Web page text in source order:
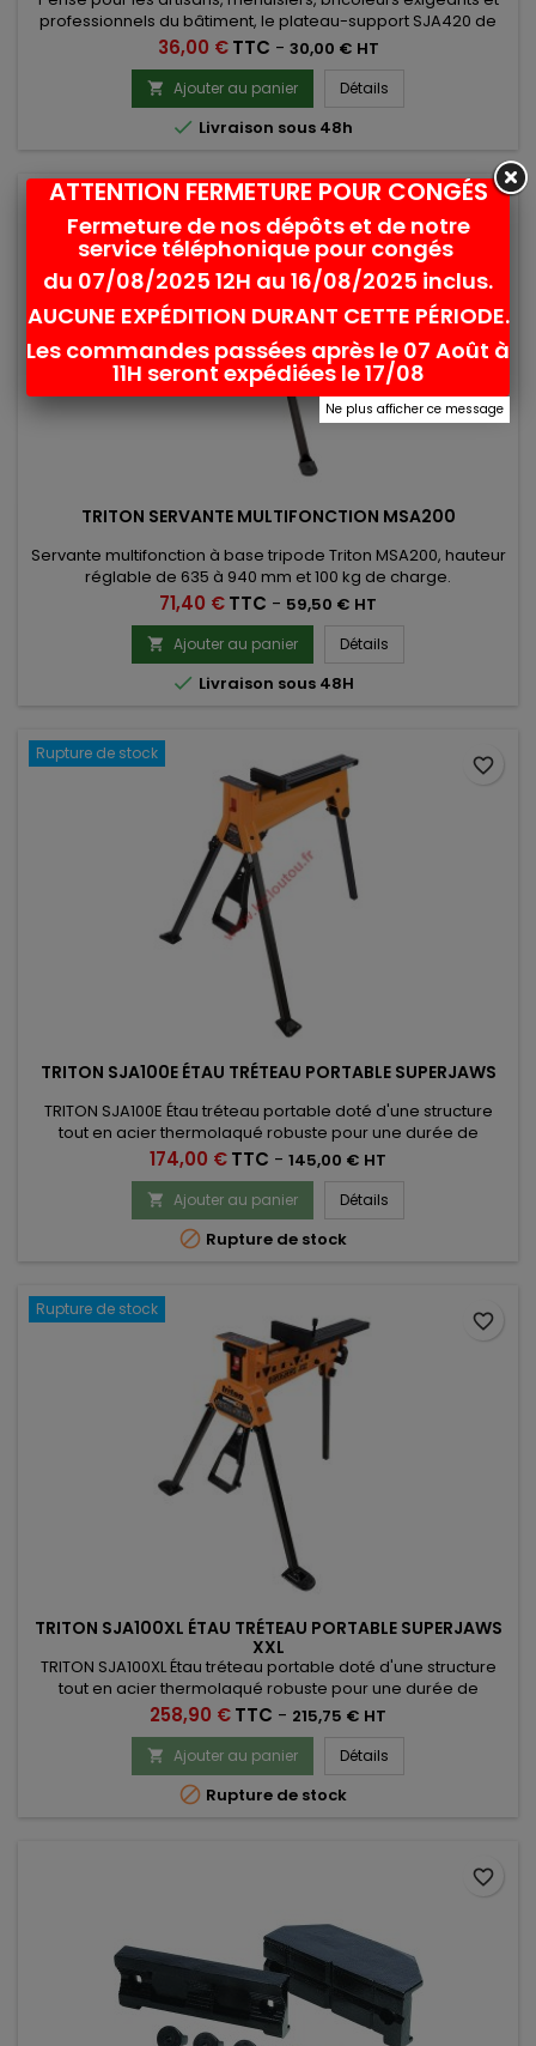
professionnels du bâtiment, le plateau-support SJA420 de
Triton améliore immédiatement l’ergonomie de votre
Superjaws XXL. Fini les allers-retours pour chercher vos outils :
tout est accessible directement sur votre tréteau. Sa
conception solide assure une stabilité maximale.
Prix
36,00 € TTC - 30,00 € HT
 Ajouter au panier Détails
 Livraison sous 48h
TRITON SERVANTE MULTIFONCTION MSA200
Servante multifonction à base tripode Triton MSA200, hauteur
réglable de 635 à 940 mm et 100 kg de charge.
Prix
71,40 €TTC - 59,50 € HT
 Ajouter au panier Détails
 Livraison sous 48H
Rupture de stock
TRITON SJA100E ÉTAU TRÉTEAU PORTABLE SUPERJAWS
TRITON SJA100E Étau tréteau portable doté d'une structure
tout en acier thermolaqué robuste pour une durée de
service accrue. Force de serrage puissante, réglable jusqu'à
1 000 kg
Prix
174,00 €TTC - 145,00 € HT
 Ajouter au panier Détails
 Rupture de stock
favorite_border
Rupture de stock
TRITON SJA100XL ÉTAU TRÉTEAU PORTABLE SUPERJAWS
XXL
TRITON SJA100XL Étau tréteau portable doté d'une structure
tout en acier thermolaqué robuste pour une durée de
service accrue. L’ouverture des mâchoires permet de serrer
des matériaux jusqu’à 1 000 mm avec une force de serrage
puissante, réglable jusqu'à 1 000 kg,
Prix
258,90 €TTC - 215,75 € HT
 Ajouter au panier Détails
 Rupture de stock
favorite_border
favorite_border
ATTENTION FERMETURE POUR CONGÉS
Fermeture de nos dépôts et de notre
service téléphonique pour congés
du 07/08/2025 12H au 16/08/2025 inclus.
AUCUNE EXPÉDITION DURANT CETTE PÉRIODE.
Les commandes passées après le 07 Août à
11H seront expédiées le 17/08
Ne plus afficher ce message